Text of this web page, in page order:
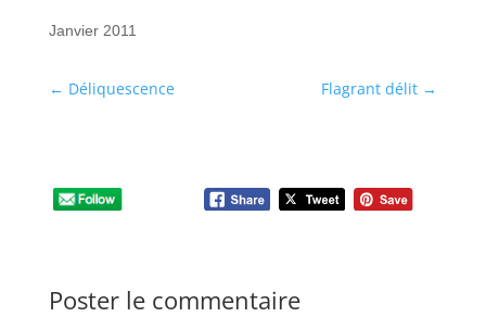
Janvier 2011
← Déliquescence Flagrant délit →
Poster le commentaire